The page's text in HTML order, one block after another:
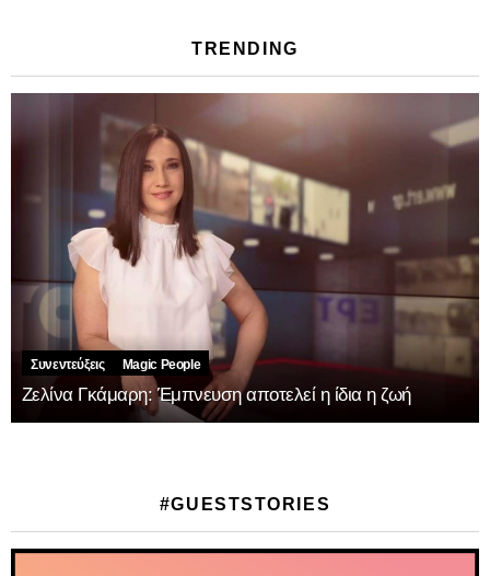
TRENDING
Συνεντεύξεις Magic People
Ζελίνα Γκάμαρη: Έμπνευση αποτελεί η ίδια η ζωή
#GUESTSTORIES